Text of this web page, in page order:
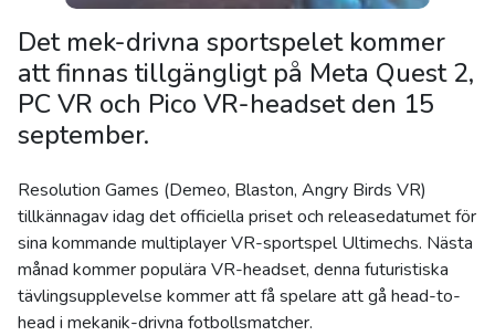
Det mek-drivna sportspelet kommer
att finnas tillgängligt på Meta Quest 2,
PC VR och Pico VR-headset den 15
september.
Resolution Games (Demeo, Blaston, Angry Birds VR)
tillkännagav idag det officiella priset och releasedatumet för
sina kommande multiplayer VR-sportspel Ultimechs. Nästa
månad kommer populära VR-headset, denna futuristiska
tävlingsupplevelse kommer att få spelare att gå head-to-
head i mekanik-drivna fotbollsmatcher.